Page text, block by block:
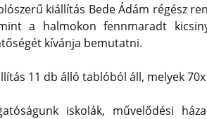
kiállítás Bede Ádám régész
a halmokon fennmaradt
kívánja bemutatni.
11 db álló tablóból áll, melyek
iskolák, művelődési